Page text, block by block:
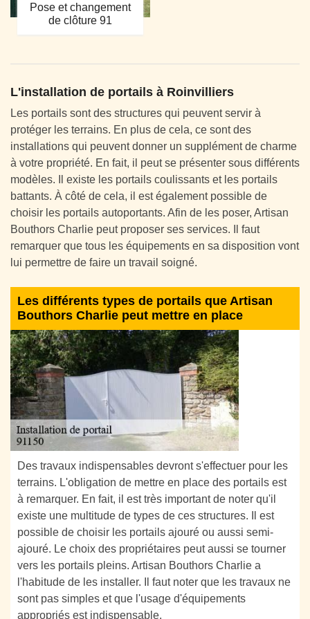
Pose et changement
de clôture 91
L'installation de portails à Roinvilliers
Les portails sont des structures qui peuvent servir à
protéger les terrains. En plus de cela, ce sont des
installations qui peuvent donner un supplément de charme
à votre propriété. En fait, il peut se présenter sous différents
modèles. Il existe les portails coulissants et les portails
battants. À côté de cela, il est également possible de
choisir les portails autoportants. Afin de les poser, Artisan
Bouthors Charlie peut proposer ses services. Il faut
remarquer que tous les équipements en sa disposition vont
lui permettre de faire un travail soigné.
Les différents types de portails que Artisan
Bouthors Charlie peut mettre en place
Des travaux indispensables devront s'effectuer pour les
terrains. L'obligation de mettre en place des portails est
à remarquer. En fait, il est très important de noter qu'il
existe une multitude de types de ces structures. Il est
possible de choisir les portails ajouré ou aussi semi-
ajouré. Le choix des propriétaires peut aussi se tourner
vers les portails pleins. Artisan Bouthors Charlie a
l'habitude de les installer. Il faut noter que les travaux ne
sont pas simples et que l'usage d'équipements
appropriés est indispensable.